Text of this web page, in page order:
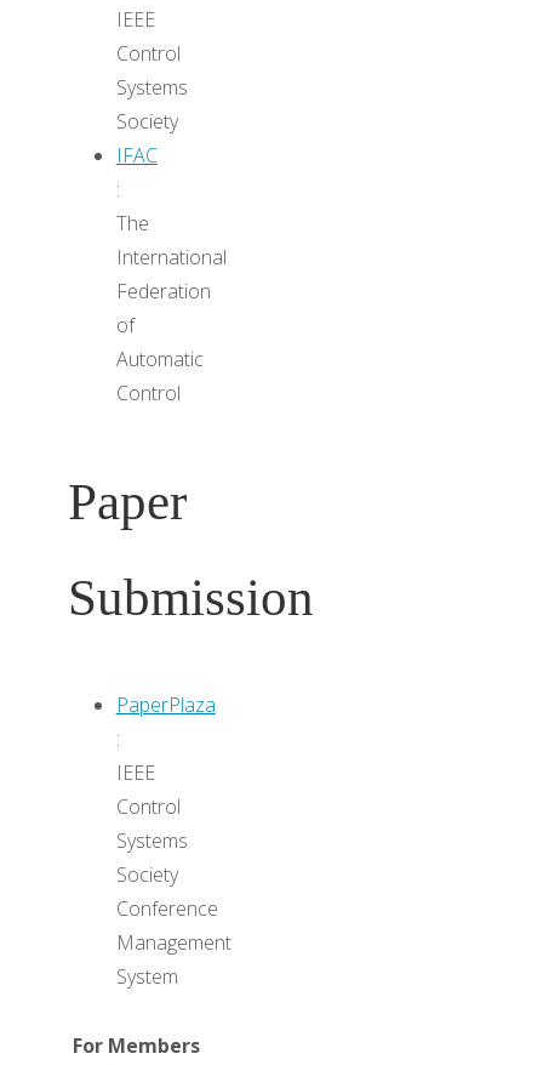
IEEE
Control
Systems
Society
IFAC
:
The
International
Federation
of
Automatic
Control
Paper
Submission
PaperPlaza
:
IEEE
Control
Systems
Society
Conference
Management
System
For Members